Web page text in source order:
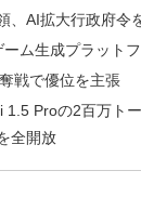
、AI拡大行政府令
ム生成プラット
戦で優位を主張
1.5 Proの2百万ト
全開放